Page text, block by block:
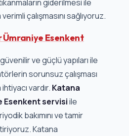
giderilmesi ile
çalışmasını sağlıyoruz.
Esenkent
ve güçlü yapıları ile
sorunsuz çalışması
vardır. Katana
Esenkent servisiile
bakımını ve tamir
Katana